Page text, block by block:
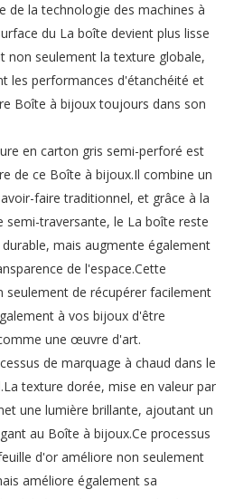
de la technologie des machines à
du La boîte devient plus lisse
non seulement la texture globale,
les performances d'étanchéité et
Boîte à bijoux toujours dans son
en carton gris semi-perforé est
de ce Boîte à bijoux.Il combine un
faire traditionnel, et grâce à la
semi-traversante, le La boîte reste
mais augmente également
de l'espace.Cette
seulement de récupérer facilement
à vos bijoux d'être
une œuvre d'art.
de marquage à chaud dans le
texture dorée, mise en valeur par
une lumière brillante, ajoutant un
au Boîte à bijoux.Ce processus
d'or améliore non seulement
améliore également sa